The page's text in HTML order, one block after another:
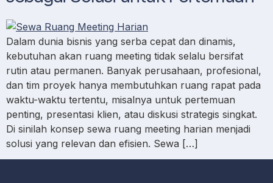
Dalam dunia bisnis yang serba cepat dan dinamis,
kebutuhan akan ruang meeting tidak selalu bersifat
rutin atau permanen. Banyak perusahaan, profesional,
dan tim proyek hanya membutuhkan ruang rapat pada
waktu-waktu tertentu, misalnya untuk pertemuan
penting, presentasi klien, atau diskusi strategis singkat.
Di sinilah konsep sewa ruang meeting harian menjadi
solusi yang relevan dan efisien. Sewa […]